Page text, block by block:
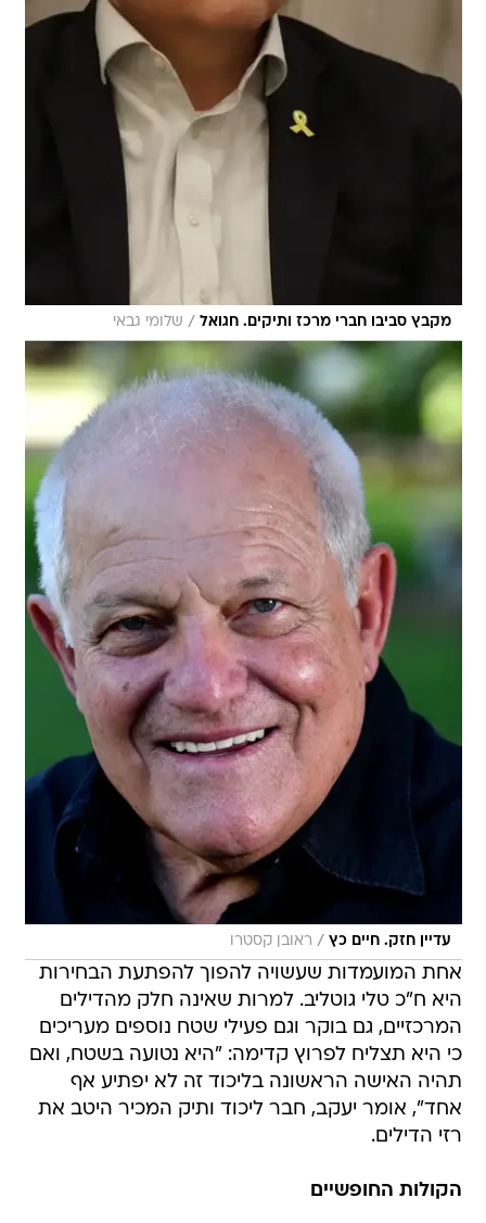
מקבץ סביבו חברי מרכז ותיקים. חגואל / שלומי גבאי
עדיין חזק. חיים כץ / ראובן קסטרו
אחת המועמדות שעשויה להפוך להפתעת הבחירות
היא ח"כ טלי גוטליב. למרות שאינה חלק מהדילים
המרכזיים, גם בוקר וגם פעילי שטח נוספים מעריכים
כי היא תצליח לפרוץ קדימה: "היא נטועה בשטח, ואם
תהיה האישה הראשונה בליכוד זה לא יפתיע אף
אחד", אומר יעקב, חבר ליכוד ותיק המכיר היטב את
רזי הדילים.
הקולות החופשיים